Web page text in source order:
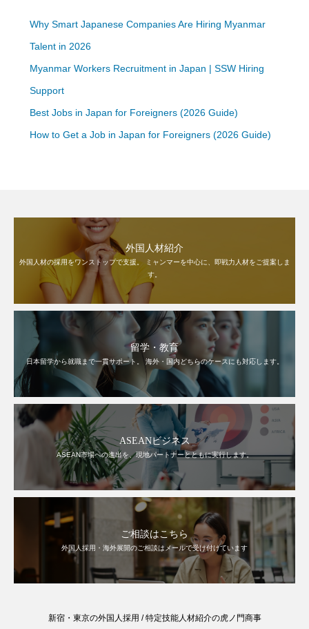
Why Smart Japanese Companies Are Hiring Myanmar
Talent in 2026
Myanmar Workers Recruitment in Japan | SSW Hiring
Support
Best Jobs in Japan for Foreigners (2026 Guide)
How to Get a Job in Japan for Foreigners (2026 Guide)
外国人材紹介
外国人材の採用をワンストップで支援。 ミャンマーを中心に、即戦力人材をご提案しま
す。
留学・教育
日本留学から就職まで一貫サポート。 海外・国内どちらのケースにも対応します。
ASEANビジネス
ASEAN市場への進出を、現地パートナーとともに実行します。
ご相談はこちら
外国人採用・海外展開のご相談はメールで受け付けています
新宿・東京の外国人採用 / 特定技能人材紹介の虎ノ門商事